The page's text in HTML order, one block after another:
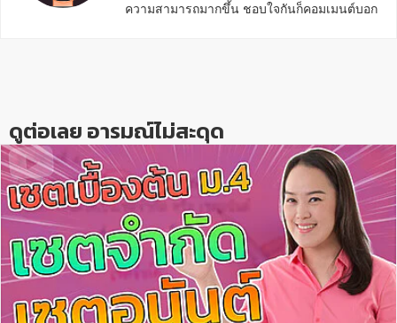
ความสามารถมากขึ้น ชอบใจกันก็คอมเมนต์บอก
ดูต่อเลย อารมณ์ไม่สะดุด